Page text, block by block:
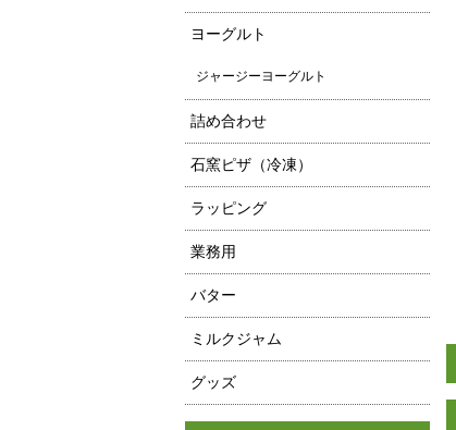
ヨーグルト
ジャージーヨーグルト
詰め合わせ
石窯ピザ（冷凍）
ラッピング
業務用
バター
ミルクジャム
グッズ